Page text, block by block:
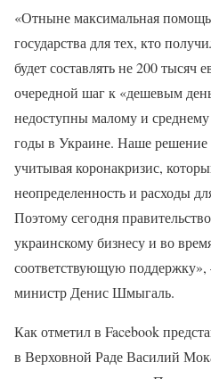
«Отныне максимальная
государства для тех, кто
будет составлять не 200 тысяч
очередной шаг к «дешевым
недоступны малому и
годы в Украине. Наше решение
учитывая коронакризис,
неопределенность и расходы
Поэтому сегодня
украинскому бизнесу и во
соответствующую
министр Денис Шмыгаль.
Как отметил в Facebook
в Верховной Раде Василий